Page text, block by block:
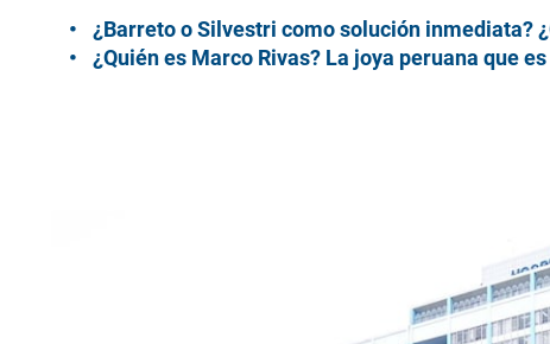
¿Barreto o Silvestri como solución inmediata?
¿Quién es Marco Rivas? La joya peruana que